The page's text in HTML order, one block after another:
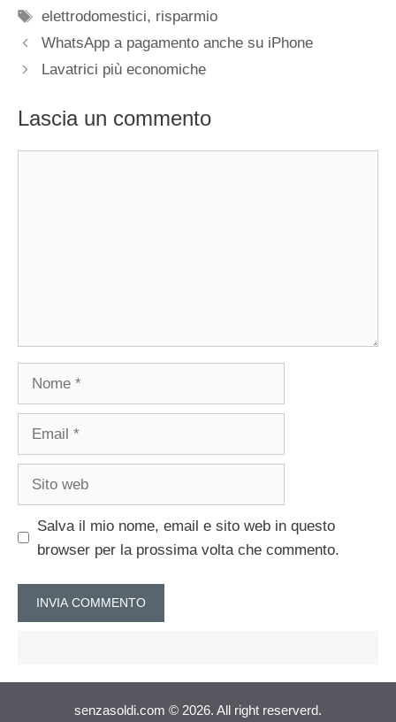
Tag
elettrodomestici, risparmio
WhatsApp a pagamento anche su iPhone
Lavatrici più economiche
Lascia un commento
Nome
Email
Sito
Salva il mio nome, email e sito web in questo
browser per la prossima volta che commento.
senzasoldi.com © 2026. All right reserverd.